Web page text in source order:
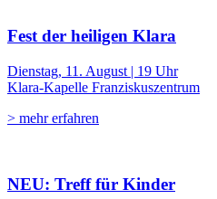
Fest der heiligen Klara
Dienstag, 11. August | 19 Uhr
Klara-Kapelle Franziskuszentrum
> mehr erfahren
NEU: Treff für Kinder